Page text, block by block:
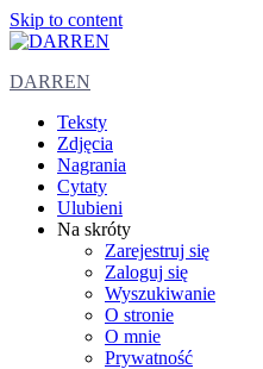
Skip to content
DARREN
Teksty
Zdjęcia
Nagrania
Cytaty
Ulubieni
Na skróty
Zarejestruj się
Zaloguj się
Wyszukiwanie
O stronie
O mnie
Prywatność